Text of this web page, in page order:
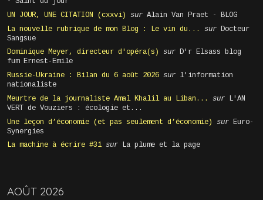
UN JOUR, UNE CITATION (cxxvi)
sur Alain Van Praet - BLOG
La nouvelle rubrique de mon Blog : Le vin du...
sur
Docteur
Sangsue
Dominique Meyer, directeur d'opéra(s)
sur D'r Elsass blog
fum Ernest-Emile
Russie-Ukraine : Bilan du 6 août 2026sur l'information
nationaliste
Meurtre de la journaliste Amal Khalil au Liban...
sur L'AN
VERT de Vouziers : écologie et...
Une leçon d’économie (et pas seulement d’économie)
sur
Euro-
Synergies
La machine à écrire #31sur La plume et la page
AOÛT 2026